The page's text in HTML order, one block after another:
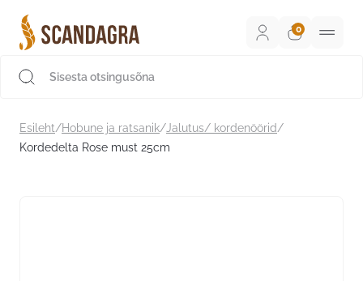
sisu
juurde
Esileht/Hobune ja ratsanik/ Jalutus/ kordenöörid/
Kordedelta Rose must 25cm